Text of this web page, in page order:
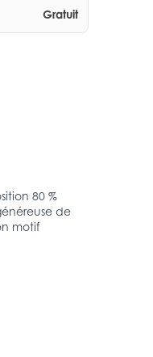
Gratuit
80 %
de
motif